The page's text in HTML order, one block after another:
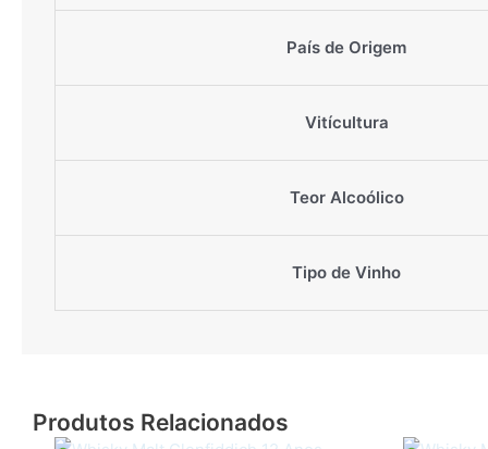
País de Origem
Vitícultura
Teor Alcoólico
Tipo de Vinho
Produtos Relacionados